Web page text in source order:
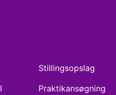
Stillingsopslag
Praktikansøgning